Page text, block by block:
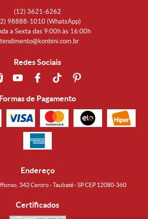
(12) 3621-6262
98888-1010 (WhatsApp)
a Sexta das 9:00h às 16:00h
Redes Sociais
Formas de Pagamento
Endereço
342 Centro - Taubaté - SP CEP 12080-360
Certificados